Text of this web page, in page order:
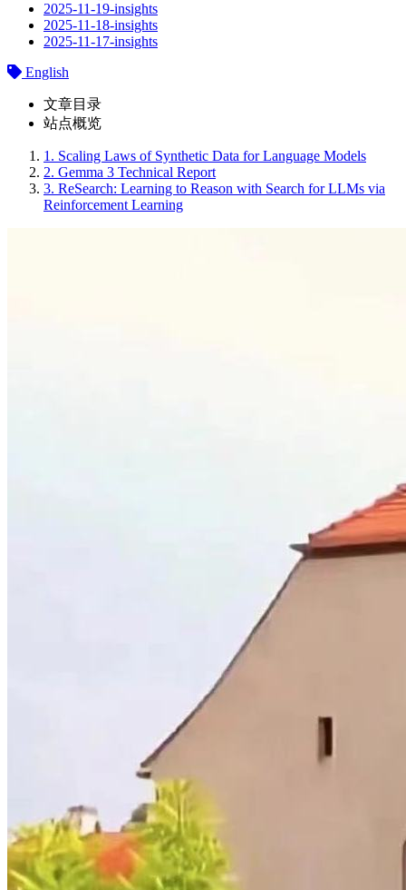
2025-11-19-insights
2025-11-18-insights
2025-11-17-insights
English
文章目录
站点概览
1. Scaling Laws of Synthetic Data for Language Models
2. Gemma 3 Technical Report
3. ReSearch: Learning to Reason with Search for LLMs via
Reinforcement Learning